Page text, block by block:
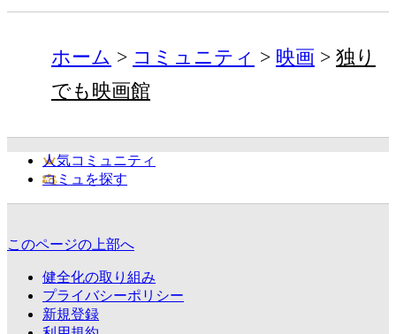
ホーム コミュニティ 映画
独り
でも映画館
人気コミュニティ
コミュを探す
このページの上部へ
健全化の取り組み
プライバシーポリシー
新規登録